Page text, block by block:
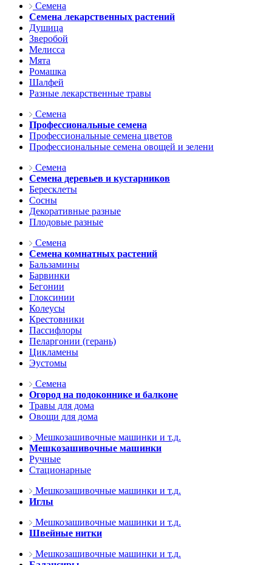
Семена
Семена лекарственных растений
Душица
Зверобой
Мелисса
Мята
Ромашка
Шалфей
Разные лекарственные травы
Семена
Профессиональные семена
Профессиональные семена цветов
Профессиональные семена овощей и зелени
Семена
Семена деревьев и кустарников
Бересклеты
Сосны
Декоративные разные
Плодовые разные
Семена
Семена комнатных растений
Бальзамины
Барвинки
Бегонии
Глоксинии
Колеусы
Крестовники
Пассифлоры
Пеларгонии (герань)
Цикламены
Эустомы
Семена
Огород на подоконнике и балконе
Травы для дома
Овощи для дома
Мешкозашивочные машинки и т.д.
Мешкозашивочные машинки
Ручные
Стационарные
Мешкозашивочные машинки и т.д.
Иглы
Мешкозашивочные машинки и т.д.
Швейные нитки
Мешкозашивочные машинки и т.д.